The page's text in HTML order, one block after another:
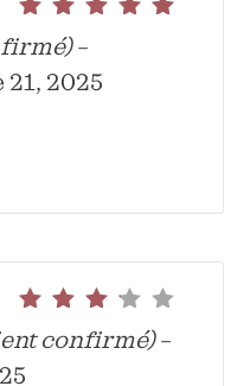
Note5 –
2025
Note
sur 5
confirmé) –